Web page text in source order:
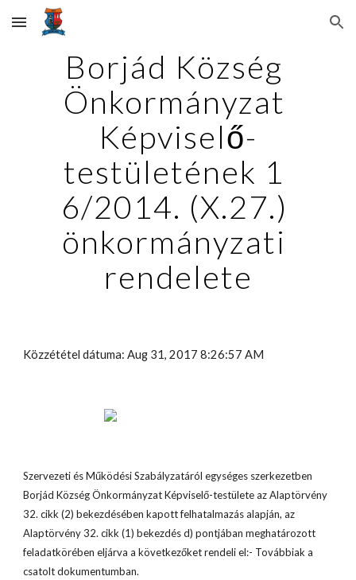
Skip to main content Skip to navigation
Borjád Község
Önkormányzat
Képviselő-
testületének 1
6/2014. (X.27.)
önkormányzati
rendelete
Közzététel dátuma: Aug 31, 2017 8:26:57 AM
Szervezeti és Működési Szabályzatáról egységes szerkezetben
Borjád Község Önkormányzat Képviselő-testülete az Alaptörvény
32. cikk (2) bekezdésében kapott felhatalmazás alapján, az
Alaptörvény 32. cikk (1) bekezdés d) pontjában meghatározott
feladatkörében eljárva a következőket rendeli el:- Továbbiak a
csatolt dokumentumban.